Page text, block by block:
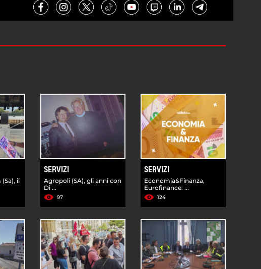
il
SERVIZI
Agropoli (SA), gli anni con
Di ...
97
SERVIZI
Economia&Finanza,
Eurofinance: ...
124